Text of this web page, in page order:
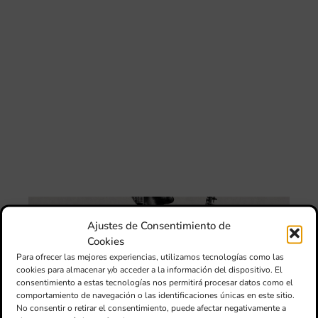
Ajustes de Consentimiento de
Cookies
Para ofrecer las mejores experiencias, utilizamos tecnologías como las
cookies para almacenar y/o acceder a la información del dispositivo. El
consentimiento a estas tecnologías nos permitirá procesar datos como el
comportamiento de navegación o las identificaciones únicas en este sitio.
No consentir o retirar el consentimiento, puede afectar negativamente a
III